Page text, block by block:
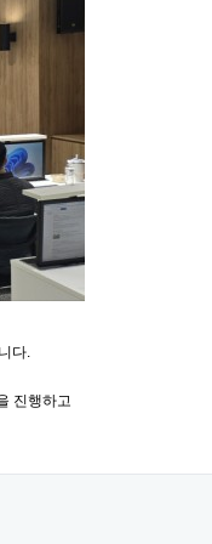
다.
진행하고